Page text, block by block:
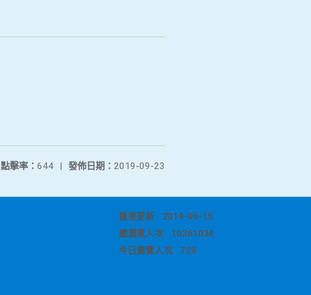
發佈日期： 2019-09-23
點擊率： 644 |
最後更新
2019-05-15
總瀏覽人次
10361034
今日瀏覽人次
729